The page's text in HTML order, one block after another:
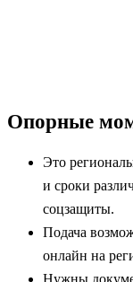
Опорные
Это
и сроки
соцзащиты.
Подача
онлайн на
Нужны